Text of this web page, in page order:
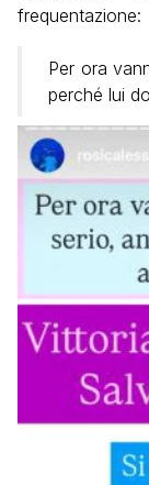
frequentazione:
Per ora
perché lui